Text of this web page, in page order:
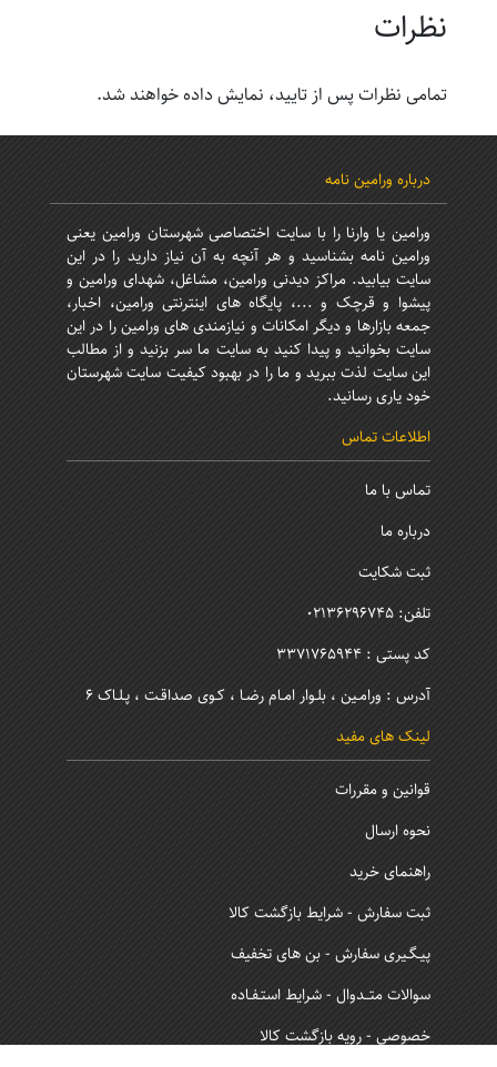
نظرات
تمامی نظرات پس از تایید، نمایش داده خواهند شد.
درباره ورامین نامه
ورامین یا وارنا را با سایت اختصاصی شهرستان ورامین یعنی
ورامین نامه بشناسید و هر آنچه به آن نیاز دارید را در این
سایت بیابید. مراکز دیدنی ورامین، مشاغل، شهدای ورامین و
پیشوا و قرچک و ...، پایگاه های اینترنتی ورامین، اخبار،
جمعه بازارها و دیگر امکانات و نیازمندی های ورامین را در این
سایت بخوانید و پیدا کنید به سایت ما سر بزنید و از مطالب
این سایت لذت ببرید و ما را در بهبود کیفیت سایت شهرستان
خود یاری رسانید.
اطلاعات تماس
تماس با ما
درباره ما
ثبت شکایت
تلفن: 02136296745
کد پستی : 3371765944
آدرس : ورامـین ، بلـوار امـام رضـا ، کـوی صداقـت ، پـلـاک 6
لینک های مفید
قوانین و مقررات
نحوه ارسال
راهنمای خرید
ثبت سفارش - شرایط بازگشت کالا
پیـگـیری سفارش - بن های تخفیف
سوالات متــدوال - شرایط استـفـاده
خصوصی - رویه بازگشت کالا